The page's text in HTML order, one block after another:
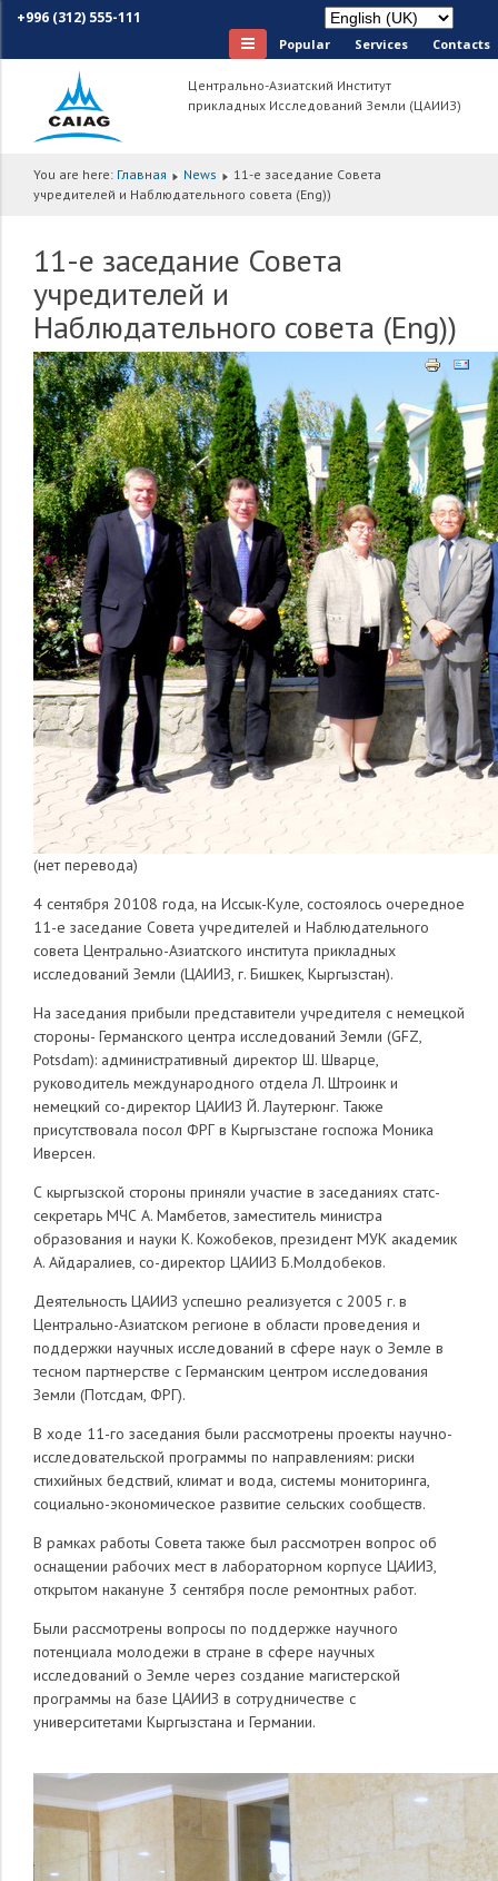
+996 (312) 555-111
Popular Services Сontacts
Центрально-Азиатский Институт
прикладных Исследований Земли (ЦАИИЗ)
You are here: Главная News
11-е заседание Совета
учредителей и Наблюдательного совета (Eng))
11-е заседание Совета
учредителей и
Наблюдательного совета (Eng))
(нет перевода)
4 сентября 20108 года, на Иссык-Куле, состоялось очередное
11-е заседание Совета учредителей и Наблюдательного
совета Центрально-Азиатского института прикладных
исследований Земли (ЦАИИЗ, г. Бишкек, Кыргызстан).
На заседания прибыли представители учредителя с немецкой
стороны- Германского центра исследований Земли (GFZ,
Potsdam): административный директор Ш. Шварце,
руководитель международного отдела Л. Штроинк и
немецкий со-директор ЦАИИЗ Й. Лаутерюнг. Также
присутствовала посол ФРГ в Кыргызстане госпожа Моника
Иверсен.
С кыргызской стороны приняли участие в заседаниях статс-
секретарь МЧС А. Мамбетов, заместитель министра
образования и науки К. Кожобеков, президент МУК академик
А. Айдаралиев, со-директор ЦАИИЗ Б.Молдобеков.
Деятельность ЦАИИЗ успешно реализуется с 2005 г. в
Центрально-Азиатском регионе в области проведения и
поддержки научных исследований в сфере наук о Земле в
тесном партнерстве с Германским центром исследования
Земли (Потсдам, ФРГ).
В ходе 11-го заседания были рассмотрены проекты научно-
исследовательской программы по направлениям: риски
стихийных бедствий, климат и вода, системы мониторинга,
социально-экономическое развитие сельских сообществ.
В рамках работы Совета также был рассмотрен вопрос об
оснащении рабочих мест в лабораторном корпусе ЦАИИЗ,
открытом накануне 3 сентября после ремонтных работ.
Были рассмотрены вопросы по поддержке научного
потенциала молодежи в стране в сфере научных
исследований о Земле через создание магистерской
программы на базе ЦАИИЗ в сотрудничестве с
университетами Кыргызстана и Германии.